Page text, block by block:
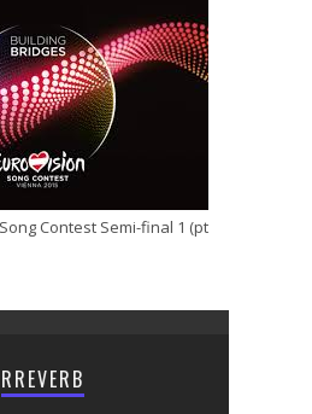
Song Contest Semi-final 1 (pt
RREVERB